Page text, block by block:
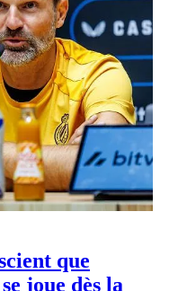
que
joue dès la